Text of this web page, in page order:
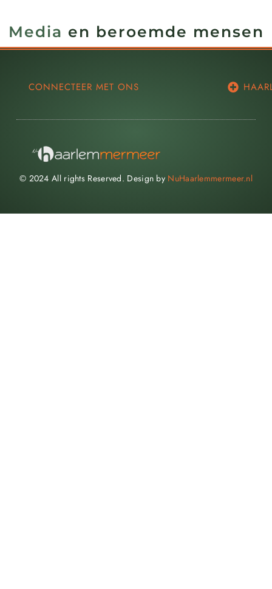
Media en beroemde mensen
CONNECTEER MET ONS
© 2024 All rights Reserved. Design by NuHaarlemmermeer.nl